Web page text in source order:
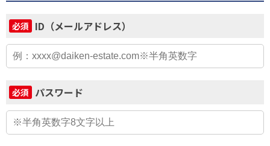
必須 ID（メールアドレス）
必須 パスワード